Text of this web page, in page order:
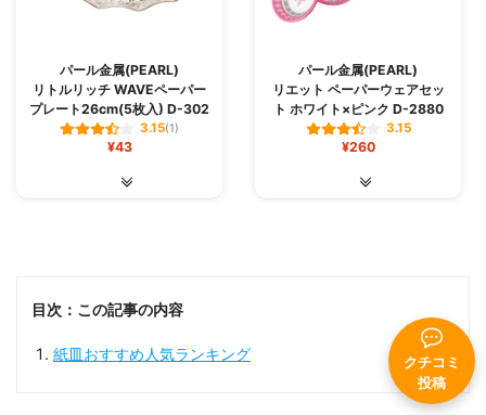
クチコミ
投稿
パール金属(PEARL)
リトルリッチ WAVEペーパー
プレート26cm(5枚入) D-302
3.15(1)
¥43
パール金属(PEARL)
リエット ペーパーウェアセッ
ト ホワイト×ピンク D-2880
3.15
¥260
目次：この記事の内容
紙皿おすすめ人気ランキング